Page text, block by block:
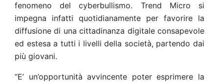
fenomeno del cyberbullismo. Trend Micro si
impegna infatti quotidianamente per favorire la
diffusione di una cittadinanza digitale consapevole
ed estesa a tutti i livelli della società, partendo dai
più giovani.
“E’ un’opportunità avvincente poter esprimere la